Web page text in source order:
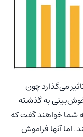
می‌گذارد چون
خوش‌بینی به گذشته
شما خواهند گفت که
آنها فراموش